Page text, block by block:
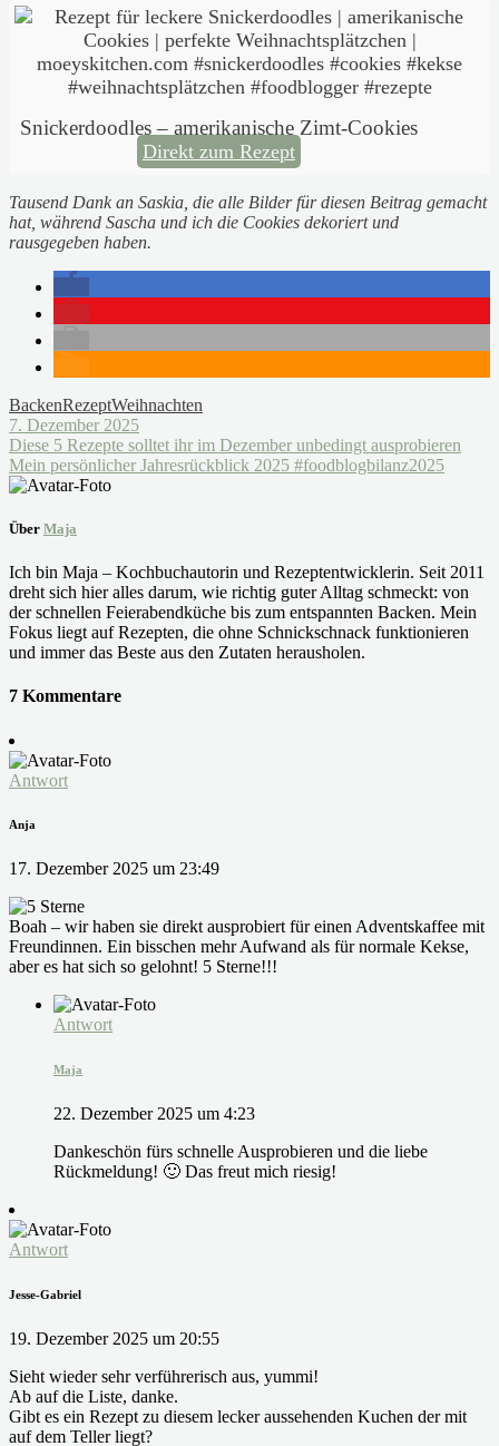
Snickerdoodles – amerikanische Zimt-Cookies
Direkt zum Rezept
Tausend Dank an Saskia, die alle Bilder für diesen Beitrag gemacht
hat, während Sascha und ich die Cookies dekoriert und
rausgegeben haben.
BackenRezeptWeihnachten
7. Dezember 2025
Diese 5 Rezepte solltet ihr im Dezember unbedingt ausprobieren
Mein persönlicher Jahresrückblick 2025 #foodblogbilanz2025
Über Maja
Ich bin Maja – Kochbuchautorin und Rezeptentwicklerin. Seit 2011
dreht sich hier alles darum, wie richtig guter Alltag schmeckt: von
der schnellen Feierabendküche bis zum entspannten Backen. Mein
Fokus liegt auf Rezepten, die ohne Schnickschnack funktionieren
und immer das Beste aus den Zutaten herausholen.
7 Kommentare
Antwort
Anja
17. Dezember 2025 um 23:49
Boah – wir haben sie direkt ausprobiert für einen Adventskaffee mit
Freundinnen. Ein bisschen mehr Aufwand als für normale Kekse,
aber es hat sich so gelohnt! 5 Sterne!!!
Antwort
Maja
22. Dezember 2025 um 4:23
Dankeschön fürs schnelle Ausprobieren und die liebe
Rückmeldung! 🙂 Das freut mich riesig!
Antwort
Jesse-Gabriel
19. Dezember 2025 um 20:55
Sieht wieder sehr verführerisch aus, yummi!
Ab auf die Liste, danke.
Gibt es ein Rezept zu diesem lecker aussehenden Kuchen der mit
auf dem Teller liegt?